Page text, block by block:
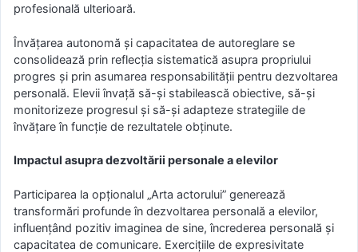
profesională ulterioară.
Învățarea autonomă și capacitatea de autoreglare se
consolidează prin reflecția sistematică asupra propriului
progres și prin asumarea responsabilității pentru dezvoltarea
personală. Elevii învață să-și stabilească obiective, să-și
monitorizeze progresul și să-și adapteze strategiile de
învățare în funcție de rezultatele obținute.
Impactul asupra dezvoltării personale a elevilor
Participarea la opționalul „Arta actorului” generează
transformări profunde în dezvoltarea personală a elevilor,
influențând pozitiv imaginea de sine, încrederea personală și
capacitatea de comunicare. Exercițiile de expresivitate